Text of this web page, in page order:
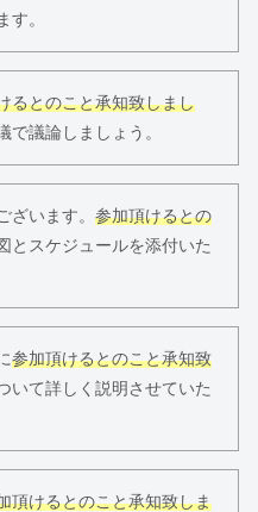
す。
るとのこと承知致しまし
で議論しましょう。
ざいます。 参加頂けるとの
とスケジュールを添付いた
参加頂けるとのこと承知致
いて詳しく説明させていた
頂けるとのこと承知致しま